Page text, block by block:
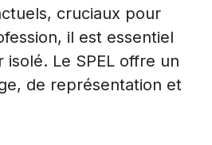
cruciaux pour
il est essentiel
Le SPEL offre un
de représentation et